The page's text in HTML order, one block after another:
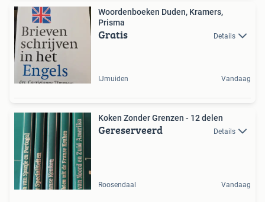
Woordenboeken Duden, Kramers,
Prisma
Gratis Details
IJmuiden Vandaag
Koken Zonder Grenzen - 12 delen
Gereserveerd Details
Roosendaal Vandaag